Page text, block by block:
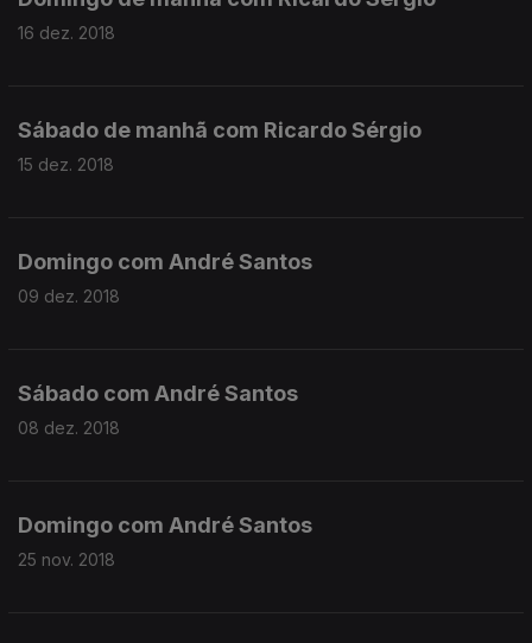
16 dez. 2018
Sábado de manhã com Ricardo Sérgio
15 dez. 2018
Domingo com André Santos
09 dez. 2018
Sábado com André Santos
08 dez. 2018
Domingo com André Santos
25 nov. 2018